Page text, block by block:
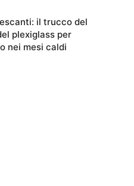
il trucco del
plexiglass per
nei mesi caldi